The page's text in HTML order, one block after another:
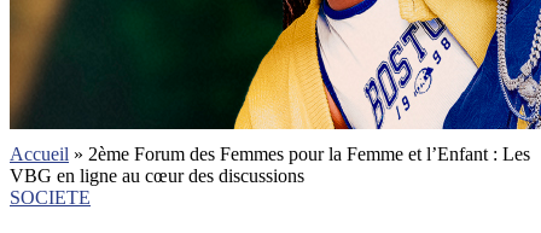
Accueil » 2ème Forum des Femmes pour la Femme et l’Enfant : Les
VBG en ligne au cœur des discussions
SOCIETE